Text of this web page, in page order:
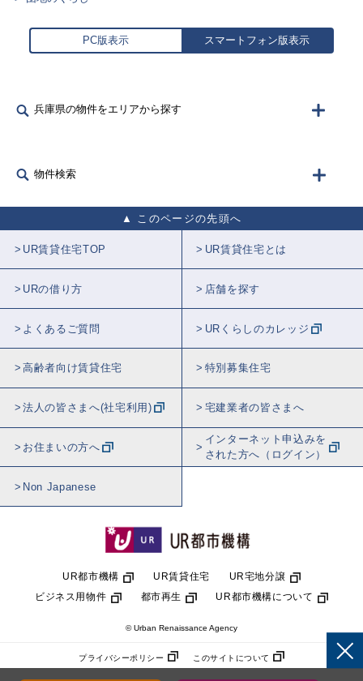
PC版表示 スマートフォン版表示
兵庫県の物件をエリアから探す
物件検索
このページの先頭へ
UR賃貸住宅TOP UR賃貸住宅とは
URの借り方 店舗を探す
よくあるご質問 URくらしのカレッジ
高齢者向け賃貸住宅 特別募集住宅
法人の皆さまへ(社宅利用) 宅建業者の皆さまへ
お住まいの方へ
インターネット申込みを
された方へ（ログイン）
Non Japanese
UR都市機構 UR賃貸住宅
UR宅地分譲
ビジネス用物件
都市再生 UR都市機構について
© Urban Renaissance Agency
プライバシーポリシー このサイトについて